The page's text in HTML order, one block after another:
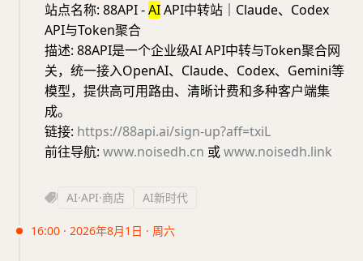
站点名称: 88API -AIAPI中转站｜Claude、Codex
API与Token聚合
描述: 88API是一个企业级AI API中转与Token聚合网
关，统一接入OpenAI、Claude、Codex、Gemini等
模型，提供高可用路由、清晰计费和多种客户端集
成。
链接: https://88api.ai/sign-up?aff=txiL
前往导航: www.noisedh.cn 或www.noisedh.link
AI·API·商店 AI新时代
16:00 · 2026年8月1日 · 周六